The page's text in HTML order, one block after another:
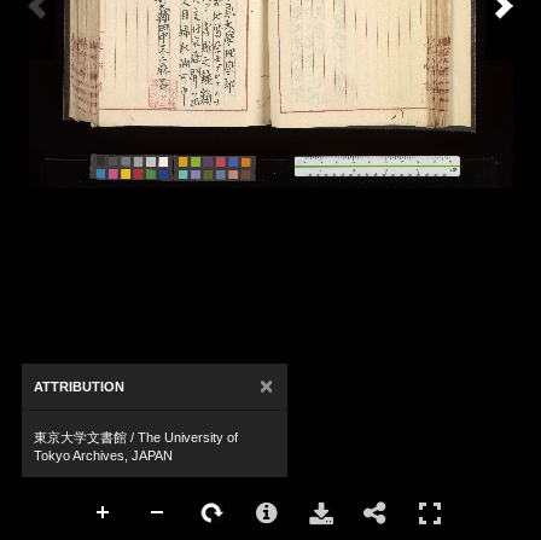
ATTRIBUTION ×
東京大学文書館 / The University of
Tokyo Archives, JAPAN